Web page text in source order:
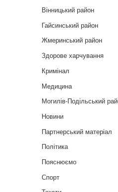
Вінницький район
Гайсинський район
Жмеринський район
Здорове харчування
Кримінал
Медицина
Могилів-Подільський
Новини
Партнерський матеріал
Політика
Пояснюємо
Спорт